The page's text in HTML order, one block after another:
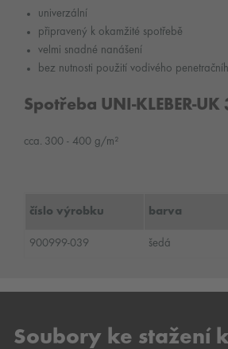
univerzální
připravený k okamžité spotřebě
velmi snadné nanášení
bez nutnosti použití vodivého
Spotřeba UNI-KLEBER-UK
cca. 300 - 400 g/m²
číslo výrobku barva
900999-039 šedá
Soubory ke stažení